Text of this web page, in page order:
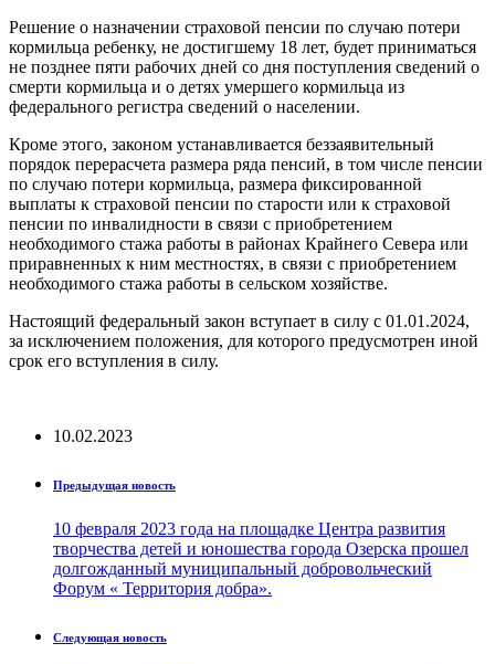
Решение о назначении страховой пенсии по случаю потери
кормильца ребенку, не достигшему 18 лет, будет приниматься
не позднее пяти рабочих дней со дня поступления сведений о
смерти кормильца и о детях умершего кормильца из
федерального регистра сведений о населении.
Кроме этого, законом устанавливается беззаявительный
порядок перерасчета размера ряда пенсий, в том числе пенсии
по случаю потери кормильца, размера фиксированной
выплаты к страховой пенсии по старости или к страховой
пенсии по инвалидности в связи с приобретением
необходимого стажа работы в районах Крайнего Севера или
приравненных к ним местностях, в связи с приобретением
необходимого стажа работы в сельском хозяйстве.
Настоящий федеральный закон вступает в силу с 01.01.2024,
за исключением положения, для которого предусмотрен иной
срок его вступления в силу.
10.02.2023
Предыдущая новость
10 февраля 2023 года на площадке Центра развития
творчества детей и юношества города Озерска прошел
долгожданный муниципальный добровольческий
Форум « Территория добра».
Следующая новость